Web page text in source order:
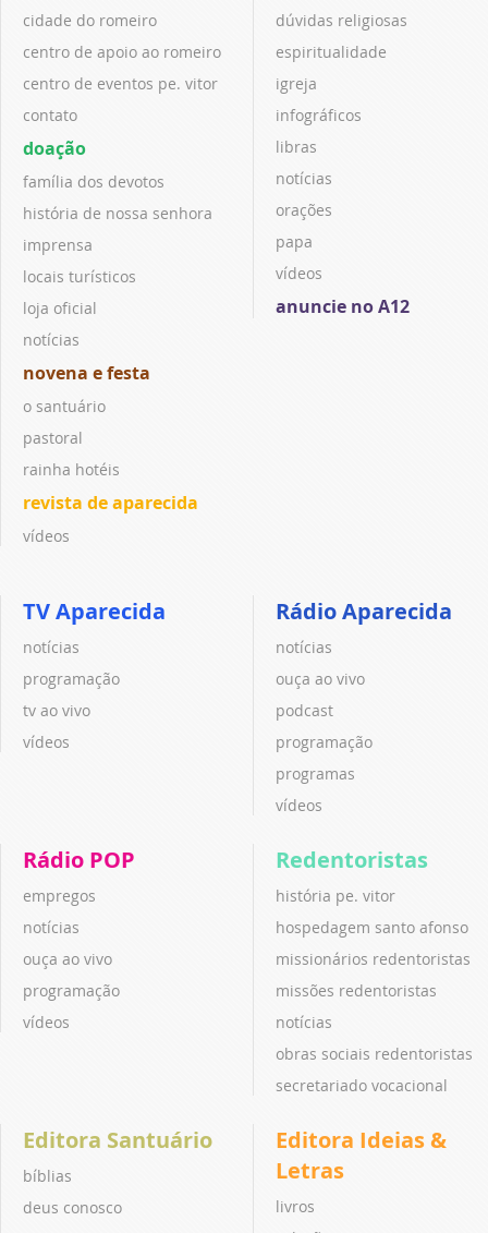
cidade do romeiro
centro de apoio ao romeiro
centro de eventos pe. vitor
contato
doação
família dos devotos
história de nossa senhora
imprensa
locais turísticos
loja oficial
notícias
novena e festa
o santuário
pastoral
rainha hotéis
revista de aparecida
vídeos
dúvidas religiosas
espiritualidade
igreja
infográficos
libras
notícias
orações
papa
vídeos
anuncie no A12
TV Aparecida
notícias
programação
tv ao vivo
vídeos
Rádio Aparecida
notícias
ouça ao vivo
podcast
programação
programas
vídeos
Rádio POP
empregos
notícias
ouça ao vivo
programação
vídeos
Redentoristas
história pe. vitor
hospedagem santo afonso
missionários redentoristas
missões redentoristas
notícias
obras sociais redentoristas
secretariado vocacional
Editora Santuário
bíblias
deus conosco
Editora Ideias &
Letras
livros